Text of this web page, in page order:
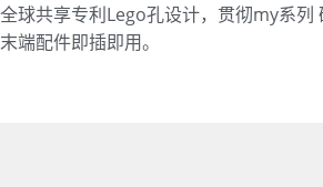
全球共享专利Lego孔设计，贯彻my系列
末端配件即插即用。